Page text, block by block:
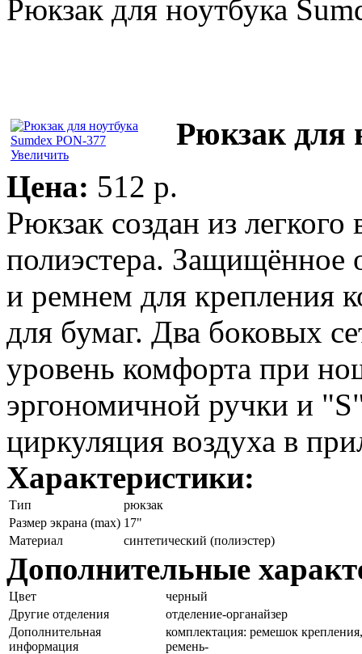
Рюкзак для ноутбука
Увеличить
Рюкзак для
Цена: 512 p.
Рюкзак создан из
полиэстера. Защищённое
и ремнем для крепления
для бумаг. Два боковых
уровень комфорта при
эргономичной ручки и
циркуляция воздуха в
Характеристики:
Тип
рюкзак
Размер экрана (max) 17"
Материал
синтетический (полиэстер)
Дополнительные
Цвет
черный
Другие отделения
отделение-органайзер
Дополнительная
информация
комплектация: ремешок
ремень-